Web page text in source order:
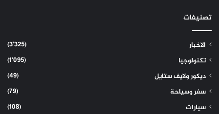
تصنيفات
الاخبار
(3٬325)
تكنولوجيا
(1٬095)
ديكور ولايف ستايل
(49)
سفر وسياحة
(79)
سيارات
(108)